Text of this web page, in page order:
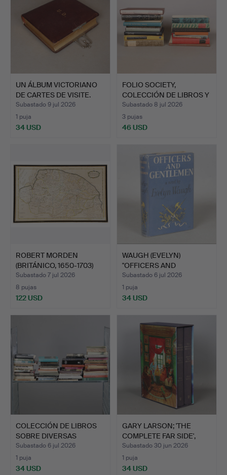
UN ÁLBUM VICTORIANO
DE CARTES DE VISITE.
Subastado 9 jul 2026
1 puja
34 USD
FOLIO SOCIETY,
COLECCIÓN DE LIBROS Y
NOVEL…
Subastado 8 jul 2026
3 pujas
46 USD
ROBERT MORDEN
(BRITÁNICO, 1650-1703)
MAPA …
Subastado 7 jul 2026
8 pujas
122 USD
WAUGH (EVELYN)
"OFFICERS AND
GENTLEMEN".
Subastado 6 jul 2026
1 puja
34 USD
COLECCIÓN DE LIBROS
SOBRE DIVERSAS
MATERIA…
Subastado 6 jul 2026
1 puja
34 USD
GARY LARSON; 'THE
COMPLETE FAR SIDE',
2003…
Subastado 30 jun 2026
1 puja
34 USD